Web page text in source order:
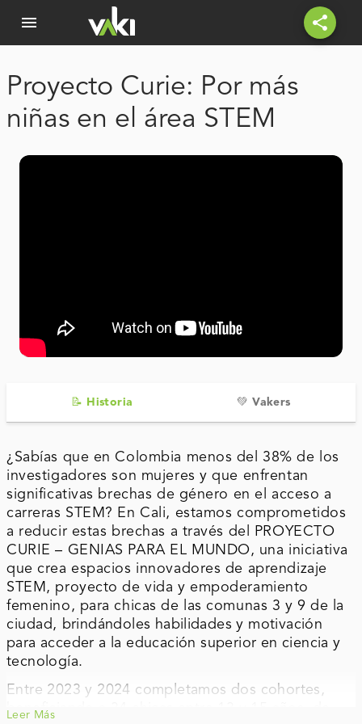
menu share
Proyecto Curie: Por más
niñas en el área STEM
📝 Historia 💚 Vakers
¿Sabías que en Colombia menos del 38% de los
investigadores son mujeres y que enfrentan
significativas brechas de género en el acceso a
carreras STEM? En Cali, estamos comprometidos
a reducir estas brechas a través del PROYECTO
CURIE – GENIAS PARA EL MUNDO, una iniciativa
que crea espacios innovadores de aprendizaje
STEM, proyecto de vida y empoderamiento
femenino, para chicas de las comunas 3 y 9 de la
ciudad, brindándoles habilidades y motivación
para acceder a la educación superior en ciencia y
tecnología.
Entre 2023 y 2024 completamos dos cohortes,
beneficiando a 34 chicas entre 13 y 15 años, de
Leer Más